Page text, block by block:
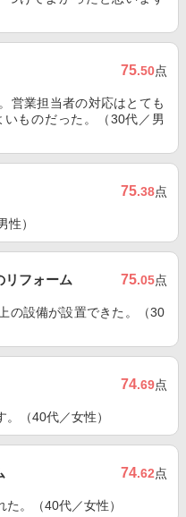
75.50点
営業担当者の対応はとても
ものだった。（30代／男
75.38点
）
リフォーム 75.05点
の設備が設置できた。（30
74.69点
（40代／女性）
74.62点
。（40代／女性）